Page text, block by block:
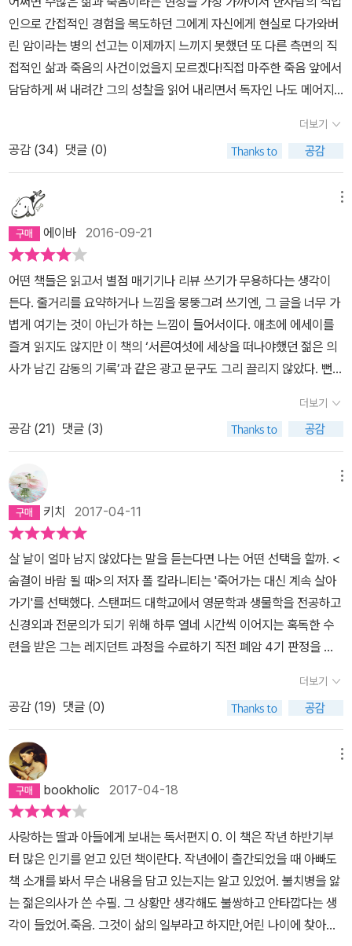
일이 많을 것임을 엄마는 직감으로 안다. 엄마인 주인공은 고민한다.
그 사람이 정한 결정을 어느 누가 돌을 던질 수 있을까? 더 이상 뱃속
에 아이는 없다. 주인공은 빈 배를 감싸 안고 공허한 눈으로 화면 밖에
있는 나를 바라본다. 이제 가을이다. 더위가 끝났다. 사람이 참 간사하
다. 더위가 가면 행복할 줄 알았는데 그렇지 않다. 더위 끝은 행복이
아니라 공허다. 더위가 간 자리에는 아팠던 예전 기억이 대신 들어와
앉는다. 여름에 피어있던 꽃이 진다. 낙엽은 색이 변하며 떨어진다. 내
결이 바람 될 때’라는 책이다. 흰색 표지에 가을바람 같은 글씨체로 이
루어진 표지. 이 책을 펼친다. 저자는 나와 나이가 같다. 서른여섯. 스
탠퍼드 대학에서 영문학 석사까지 마친 후, 다시 의학 대학원에 진학
한다. 우수한 성적으로 전문의가 되기 직전 그는 폐암에 걸렸다는 사
실을 안다. 그가 꿈꾼 삶은 그랬다. 치열한 생과 사를 겪는 의사 생활
을 경험한 뒤 이에 대한 경험을 바탕으로 글을 쓰는 작가가 되고 싶었
다. 그는 두뇌를 고치는 신경외과 의사다. 미래 올리버 색스를 꿈꾸는
전도 유망한 로맨티시스트 의사였다. 그가 그린 삶은 몸이 망가지며
을 이야기한다. 쌍둥이를 조산한 산모. 급박한 상황에서 제왕절개를
결심하고 결국 아이를 꺼냈지만 쌍둥이 둘은 금방 생명을 잃는다. 과
연 다른 선택을 했다면 쌍둥이는 살 수 있었을까에 대해 의문을 갖는
다. 24주에 나온다면 태아는 살 수 있다. 안타깝게도 쌍둥이는 그 정
도 주수가 되지 못했다. 그럼에도 의사는 태아를 꺼내는 결정을 했다.
앞서 영화 ‘24주’에 나오는 주인공 선택과 같은 게 아닐까? 이 결정
을 한 의사는 당당하게 말한다. 내 결정은 옳았다고. 젊지만 그는 죽는
다. 죽어가고 있다. 끝이 정확히 보이는 그때, 그는 체외수정을 통해
아이 낳기를 결정한다. 자신이 죽은 후, 아내가 살아내야 할 미래를 걱
정한다. 걱정한다면 과연 자신 유전자를 남기는 일이 의미 있는 걸
까? 아내에게 육아에 대한 짐을 맡기고 죽음을 맞이하는 건 오히려
더 큰 짐이 아니었을까? 부부는 결국 딸을 낳았다. 새로운 생명을 잉
가 내린 결정이다. 자신이 책임져야 할 새 생명에게 끝을 결정한 ‘24
주’ 주인공을 원망할 수 없다. 같은 의미로 죽지만 생명을 책임 지려는
마음을 어느 누구도 평가해서는 안 된다. 다행히 저자가 가진 암은 점
점 작아진다. 덕분에 다시 직장에 복귀할 수 있었다. 차라리 하지 말아
야 할 일이었나.레지던트 생활을 하면서 다시 암이 재발한다. 그렇게
죽음은 순식간에 찾아온다. 아무리 많은 끝을 준비했다 해도 끝은 누
구도 예측할 수 없다. 놀라웠다. 남겨진 아내는 슬픔을 넘어섰다. 그가
그립지만 슬픔보다 더 소중한 마음이 피어났다고 말했다. 오히려 암
이 발견되기 전에 둘은 이혼 위기가 있었다. 암은 그 둘을 다시이어주
었고 새 생명을 품을 용기를 주었다. 끝은 다른 시작을 만들었다. 끝이
지만 끝이 아니었다. 새로운 사랑을 배우고 간절함을 배우고 생명이
주는 경외를 경험했다. 이 두 명이 경험한 끝은 이렇듯 특별했다.낙엽
인으로 간접적인 경험을 목도하던 그에게 자신에게 현실로 다가와버
린 암이라는 병의 선고는 이제까지 느끼지 못했던 또 다른 측면의 직
접적인 삶과 죽음의 사건이었을지 모르겠다!직접 마주한 죽음 앞에서
담담하게 써 내려간 그의 성찰을 읽어 내리면서 독자인 나도 메어지
이 되어버린 작자는 어떻게 그 감정을 무겁게 가라앉히면서 담담하게
현실을 직시하고 담담하게 글로 옮길수 있었는지를 생각해보니 억지
로 참으려는 내 마음의 근육이 견디지 못하고 찡한 가슴 아픔과 숙연
한 마음이 몇방울의 눈물을 만들어내고 말았다!아이러니하게 크리스
마스캐롤이 흥겹게 흘러나오는 카페를 나와 담배연기를 내뿜으면서
그의 투병과 고뇌의 시간에 대해 늦은 위로를 보내보았다!
더보기
공감 (34) 댓글 (0)
에이바 2016-09-21
어떤 책들은 읽고서 별점 매기기나 리뷰 쓰기가 무용하다는 생각이
든다. 줄거리를 요약하거나 느낌을 뭉뚱그려 쓰기엔, 그 글을 너무 가
볍게 여기는 것이 아닌가 하는 느낌이 들어서이다. 애초에 에세이를
즐겨 읽지도 않지만 이 책의 ‘서른여섯에 세상을 떠나야했던 젊은 의
사가 남긴 감동의 기록’과 같은 광고 문구도 그리 끌리지 않았다. 뻔하
는, 이제 그의 생에 대해 겸허한 자세를 취한다. 가슴이 찡해졌다거나,
눈시울이 붉어졌다거나 하는 것이 아니라- 죽음을 향하는 길목에서
그를 마주하려 한 이 젊은이가, 얼마나 삶을 사랑하고 아꼈는지 그리
고 얼마나 열심히 살아왔고 살아가려고 노력하는지를 알게 되었기 때
문이다.그렇기 때문에 이 책의 리뷰를 쓰는 것은 무용하다고 여긴다.
별점을 매기는 것도 마찬가지다. “죽음을 실제로 겪는 것보다 죽음을
더 잘 이해할 수 있는 방법이 어디 있겠는가?”, 되묻던 청년이 그 고통
을 예상하지 못했던 것처럼. 문학에 빠졌던 폴 칼라니티가 의학을 탐
구하게 되는 과정, 의사가 된 후의 고충과 자기반성, 의사와 환자의 삶
두 가지를 동시에 경험하고서 써 내린 이 기록 앞에- 이 책의 여기는
어떠했고 이 대목은 어떠했다며 평가하기엔 나는 이 명제에 대해 아
는 것이 너무 적다. 삶과 죽음. 이 명제에 대해 말이다. 그러나 한 가지
말할 수 있는 것이 있다면, 밑줄긋기를 모아두고서야 알게 된 것이지
만 내가 폴의 기록에서 어떤 해답을 구하고 있었다는 것이다.“당신에
활의 감상적인 면은 거의 존재하지 않는다고 봐도 좋다. 폴은 오히려
죽음을 어떻게 받아들일 것인가에 대해 논하고 있다. 자신의 삶은 죽
음을 마주하려는 탐구의 과정이었다는 1부, 유한한 삶 속에서도 그 의
미를 찾아내고 제대로 살아가려는 노력과 그 희망이 좌절되더라도 무
너지지 않는 위대한 정신을 담은 2부. 어느 날 갑자기 확 줄어버린 체
중에서 자신의 이상 징후를 예감한 순간부터, 손끝이 갈라져 고통스
런 와중에도 장갑을 끼고 원고를 마쳤다는 아내 루시의 목격에 이르
기까지…. 남겨진 사람들과 그를 뒤따를 사람들에게 자신의 고통을,
경험을 공유하기 위해 죽음 앞에서도 명징한 의식을 유지하려 했던
더보기
공감 (21) 댓글 (3)
키치 2017-04-11
살 날이 얼마 남지 않았다는 말을 듣는다면 나는 어떤 선택을 할까. <
숨결이 바람 될 때>의 저자 폴 칼라니티는 '죽어가는 대신 계속 살아
가기'를 선택했다. 스탠퍼드 대학교에서 영문학과 생물학을 전공하고
신경외과 전문의가 되기 위해 하루 열네 시간씩 이어지는 혹독한 수
련을 받은 그는 레지던트 과정을 수료하기 직전 폐암 4기 판정을 받
고, 그의 앞날엔 막대한 부와 명성이 보장되어 있었다. 암 선고를 받은
그는 처음에 분노했고 곧이어 좌절했다. 서른여섯 해 동안 그는 누구
보다 치열하게 살았다. 이민자 출신 부모 슬하에서 태어나 결코 넉넉
지 않은 환경에서 성장했고, 지역에서 드물게 명문대에 진학해 학자
금 대출과 비싼 월세를 걱정하며 고학했다. 어려서부터 되고 싶었던
작가의 길을 포기하고 의사가 되기로 결심했고, 그때부터는 오로지
신경외과 전문의가 되기 위해 모든 노력을 다 했다. 그 결과 동기들 중
에서도 인정받는 축에 속했고, 레지던트 과정을 수료하면 바로 와달
라는 병원도 많았다. 암으로 인해 그가 과거에 했던 노력과 미래에 하
고자 했던 일들은 물거품처럼 사라졌다. 남은 것은 무너진 육체와 극
심한 고통, 젊은 아내와 경제적 부담, 그리고 못 다 이룬 꿈 정도였다.
그는 병원 침대에 누워 하염없이 죽음을 기다리는 대신 더 살아보기
더보기
공감 (19) 댓글 (0)
bookholic 2017-04-18
사랑하는 딸과 아들에게 보내는 독서편지 0. 이 책은 작년 하반기부
터 많은 인기를 얻고 있던 책이란다. 작년에이 출간되었을 때 아빠도
책 소개를 봐서 무슨 내용을 담고 있는지는 알고 있었어. 불치병을 앓
는 젊은의사가 쓴 수필. 그 상황만 생각해도 불쌍하고 안타깝다는 생
각이 들었어.죽음. 그것이 삶의 일부라고 하지만,어린 나이에 찾아오